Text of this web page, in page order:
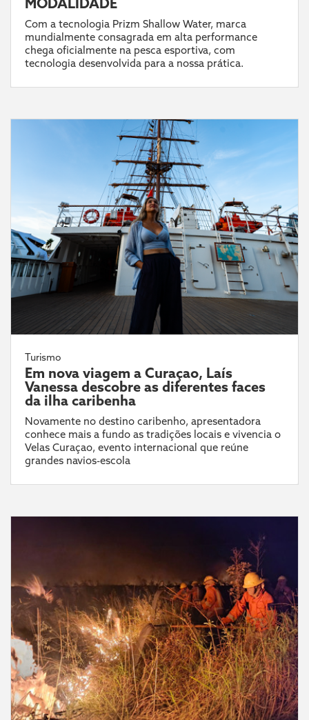
Com a tecnologia Prizm Shallow Water, marca
mundialmente consagrada em alta performance
chega oficialmente na pesca esportiva, com
tecnologia desenvolvida para a nossa prática.
Turismo
Em nova viagem a Curaçao, Laís
Vanessa descobre as diferentes faces
da ilha caribenha
Novamente no destino caribenho, apresentadora
conhece mais a fundo as tradições locais e vivencia o
Velas Curaçao, evento internacional que reúne
grandes navios-escola